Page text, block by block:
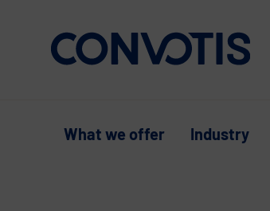
What we offer Industry